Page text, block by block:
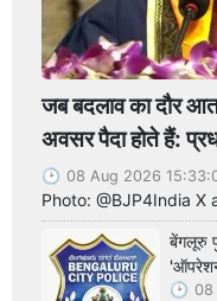
जब बदलाव का दौर
अवसर पैदा होते हैं:
08 Aug 2026
Photo: @BJP4India X
बेंगलूरु
08